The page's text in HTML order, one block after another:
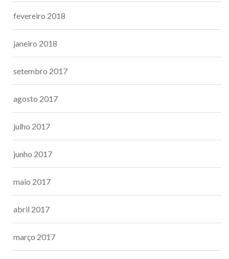
fevereiro 2018
janeiro 2018
setembro 2017
agosto 2017
julho 2017
junho 2017
maio 2017
abril 2017
março 2017